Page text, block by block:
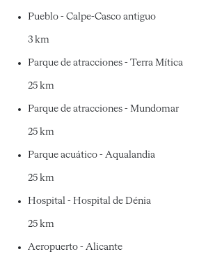
Pueblo - Calpe-Casco antiguo
3 km
Parque de atracciones - Terra Mítica
25 km
Parque de atracciones - Mundomar
25 km
Parque acuático - Aqualandia
25 km
Hospital - Hospital de Dénia
25 km
Aeropuerto - Alicante